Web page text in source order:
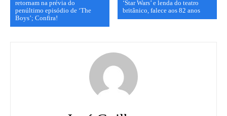
retornam na prévia do
penúltimo episódio de ‘The
Boys’; Confira!
‘Star Wars’ e lenda do teatro
britânico, falece aos 82 anos